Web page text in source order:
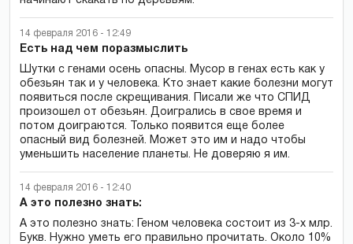
14 февраля 2016 - 12:49
Есть над чем поразмыслить
Шутки с генами осень опасны. Мусор в генах есть как у
обезьян так и у человека. Кто знает какие болезни могут
появиться после скрещивания. Писали же что СПИД
произошел от обезьян. Доигрались в свое время и
потом доиграются. Только появится еще более
опасный вид болезней. Может это им и надо чтобы
уменьшить население планеты. Не доверяю я им.
14 февраля 2016 - 12:40
А это полезно знать:
А это полезно знать: Геном человека состоит из 3-х млр.
Букв. Нужно уметь его правильно прочитать. Около 10%